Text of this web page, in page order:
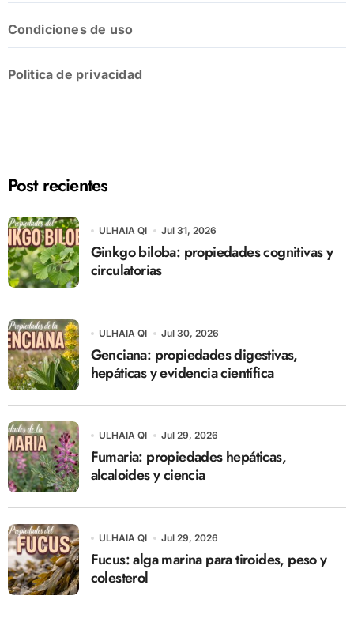
Condiciones de uso
Politica de privacidad
Post recientes
ULHAIA QI Jul 31, 2026
Ginkgo biloba: propiedades cognitivas y
circulatorias
ULHAIA QI Jul 30, 2026
Genciana: propiedades digestivas,
hepáticas y evidencia científica
ULHAIA QI Jul 29, 2026
Fumaria: propiedades hepáticas,
alcaloides y ciencia
ULHAIA QI Jul 29, 2026
Fucus: alga marina para tiroides, peso y
colesterol